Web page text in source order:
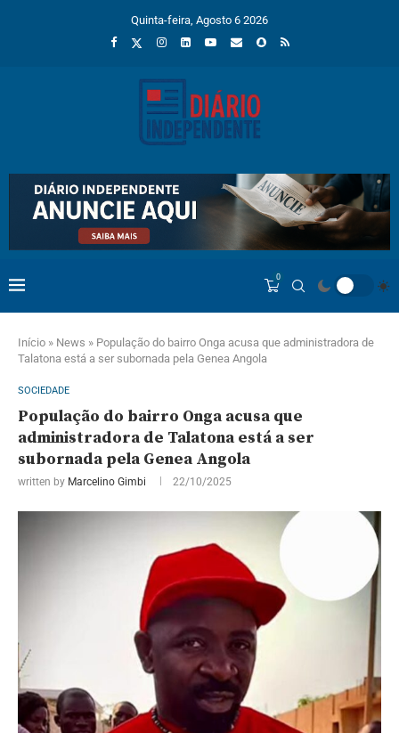
Quinta-feira, Agosto 6 2026
0
Início » News » População do bairro Onga acusa que administradora de
Talatona está a ser subornada pela Genea Angola
SOCIEDADE
População do bairro Onga acusa que
administradora de Talatona está a ser
subornada pela Genea Angola
written by Marcelino Gimbi 22/10/2025